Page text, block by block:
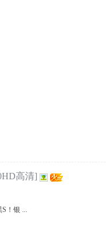
高清]
！银 ...